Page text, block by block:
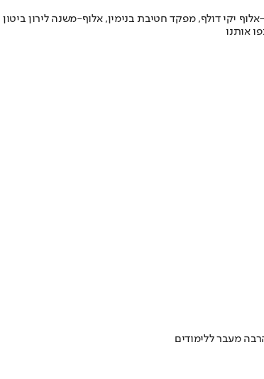
יקי דולף, מפקד חטיבת בנימין, אלוף-משנה לירון
אותנו
מעבר ללימודים